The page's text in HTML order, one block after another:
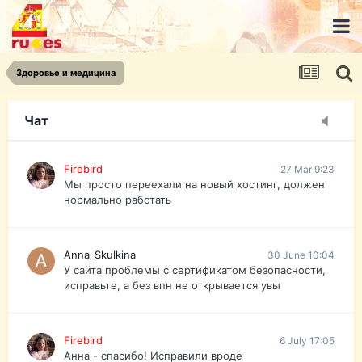
Здоровье и медицина
Чат
urist.dokument@gmail.com
https://pasport-ua.com/
Телеграмм @uristpassua
Firebird
Друзья - из России без VPN сайт и форум
Firebird 27 Mar 9:23
Мы просто переехали на новый хостинг, должен
нормально работать
Anna_Skulkina 30 June 10:04
У сайта проблемы с сертификатом безопасности,
исправьте, а без впн не открывается увы
Firebird 6 July 17:05
Анна - спасибо! Исправили вроде